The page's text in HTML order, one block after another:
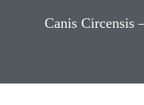
Canis Circensis